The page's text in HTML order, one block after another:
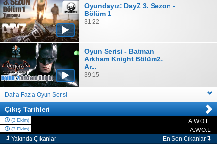
Oyundayız: DayZ 3. Sezon -
Bölüm 1
31:22
Oyun Serisi - Batman
Arkham Knight Bölüm2:
Ar...
39:15
Daha Fazla Oyun Serisi
Çıkış Tarihleri
(3 Ekim)
PC A.W.O.L.
(3 Ekim)
PC
A.W.O.L
Yakında Çıkanlar
En Son Çıkanlar